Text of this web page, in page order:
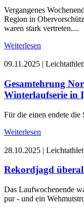
Vergangenes
Region in
waren stark vertreten....
Weiterlesen
09.11.2025 |
Gesamtehrung
Winterlaufserie in
Für die einen endete die
Weiterlesen
28.10.2025 |
Rekordjagd
Das Laufwochenende
pur - und ein